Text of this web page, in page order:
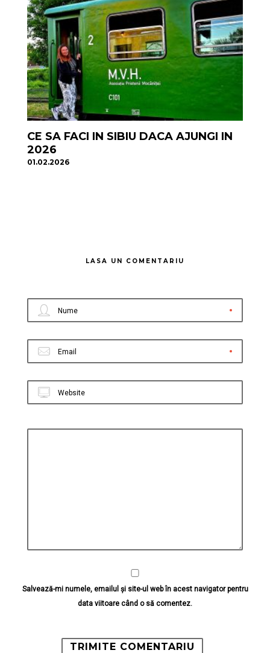
CE SA FACI IN SIBIU DACA AJUNGI IN
2026
01.02.2026
LASA UN COMENTARIU
Nume
Email
Website
Salvează-mi numele, emailul și site-ul web în acest navigator pentru
data viitoare când o să comentez.